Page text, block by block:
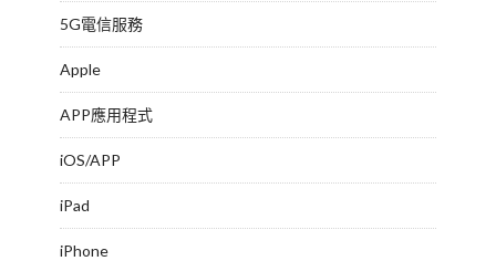
5G電信服務
Apple
APP應用程式
iOS/APP
iPad
iPhone